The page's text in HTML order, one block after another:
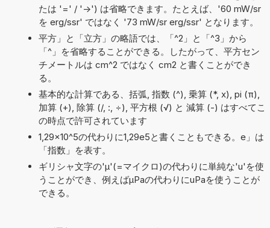
たは '=' / '->') は省略できます。たとえば、'60 mW/sr
を erg/ssr' ではなく '73 mW/sr erg/ssr' となります。
平方」と「立方」の略語では、「^2」と「^3」から
「^」を省略することができる。したがって、平方セン
チメートルは cm^2 ではなく cm2 と書くことができ
る。
基本的な計算である、括弧, 指数 (^), 乗算 (*, x), pi (π),
加算 (+), 除算 (/, :, ÷), 平方根 (√) と 減算 (-) はすべてこ
の時点で許可されています
1,29×10^5の代わりに1,29e5と書くこともできる。e」は
「指数」を表す。
ギリシャ文字の'μ'(=マイクロ)の代わりに単純な'u'を使
うことができ、例えばµPaの代わりにuPaを使うことが
できる。